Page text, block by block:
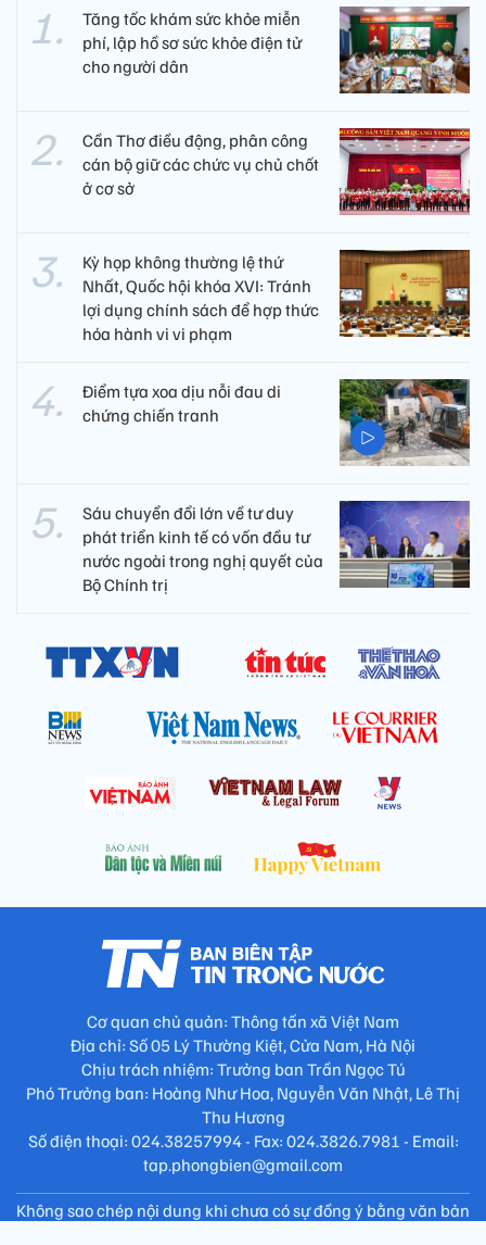
Tăng tốc khám sức khỏe miễn
phí, lập hồ sơ sức khỏe điện tử
cho người dân
Cần Thơ điều động, phân công
cán bộ giữ các chức vụ chủ chốt
ở cơ sở
Kỳ họp không thường lệ thứ
Nhất, Quốc hội khóa XVI: Tránh
lợi dụng chính sách để hợp thức
hóa hành vi vi phạm
Điểm tựa xoa dịu nỗi đau di
chứng chiến tranh
Sáu chuyển đổi lớn về tư duy
phát triển kinh tế có vốn đầu tư
nước ngoài trong nghị quyết của
Bộ Chính trị
Cơ quan chủ quản: Thông tấn xã Việt Nam
Địa chỉ: Số 05 Lý Thường Kiệt, Cửa Nam, Hà Nội
Chịu trách nhiệm: Trưởng ban Trần Ngọc Tú
Phó Trưởng ban: Hoàng Như Hoa, Nguyễn Văn Nhật, Lê Thị
Số điện thoại: 024.38257994 - Fax: 024.3826.7981 - Email: